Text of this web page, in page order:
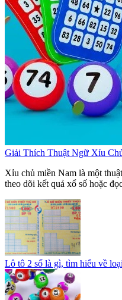
Giải Thích Thuật Ngữ Xỉu
Xỉu chủ miền Nam là một
theo dõi kết quả xổ số hoặc
Lô tô 2 số là gì, tìm hiểu về